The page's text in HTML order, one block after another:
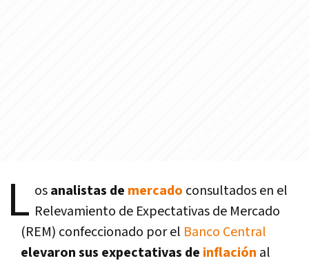
L osanalistas de mercado consultados en el
Relevamiento de Expectativas de Mercado
(REM) confeccionado por el Banco Central
elevaron sus expectativas de inflación al